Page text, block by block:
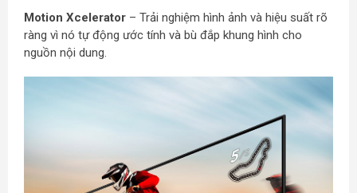
Motion Xcelerator – Trải nghiệm hình ảnh và hiệu suất rõ
ràng vì nó tự động ước tính và bù đắp khung hình cho
nguồn nội dung.